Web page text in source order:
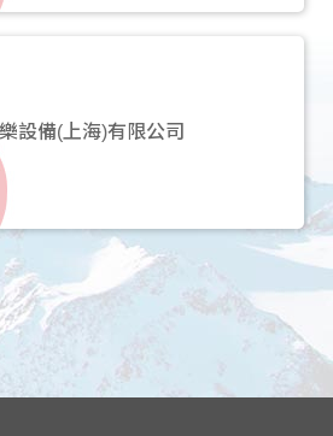
設備(上海)有限公司